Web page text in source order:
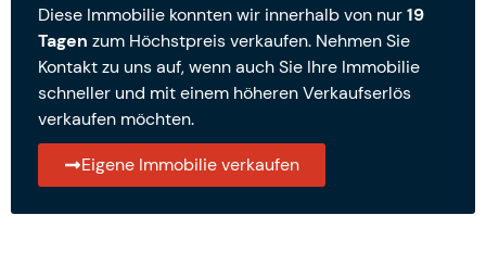
Diese Immobilie konnten wir innerhalb von nur19
Tagen zum Höchstpreis verkaufen. Nehmen Sie
Kontakt zu uns auf, wenn auch Sie Ihre Immobilie
schneller und mit einem höheren Verkaufserlös
verkaufen möchten.
Eigene Immobilie verkaufen